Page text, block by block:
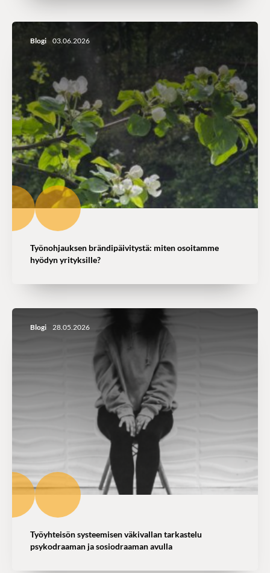
Blogi 03.06.2026
Työnohjauksen brändipäivitystä: miten osoitamme
hyödyn yrityksille?
Blogi 28.05.2026
Työyhteisön systeemisen väkivallan tarkastelu
psykodraaman ja sosiodraaman avulla